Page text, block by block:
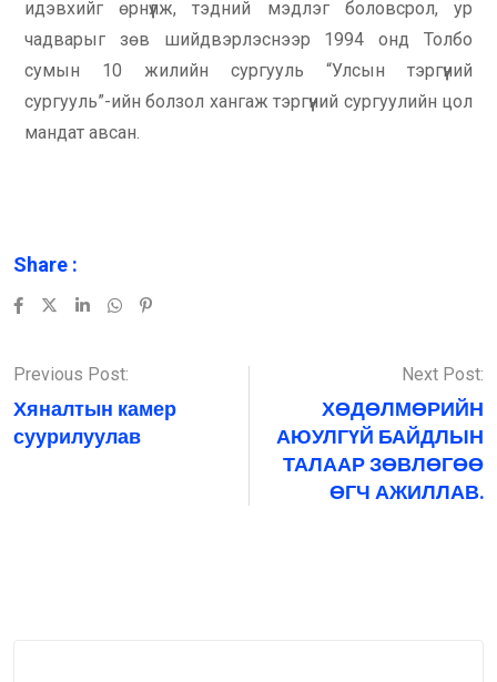
идэвхийг өрнүүлж, тэдний мэдлэг боловсрол, ур
чадварыг зөв шийдвэрлэснээр 1994 онд Толбо
сумын 10 жилийн сургууль “Улсын тэргүүний
сургууль”-ийн болзол хангаж тэргүүний сургуулийн цол
мандат авсан.
Share :
Previous Post:
Хяналтын камер
суурилуулав
Next Post:
ХӨДӨЛМӨРИЙН
АЮУЛГҮЙ БАЙДЛЫН
ТАЛААР ЗӨВЛӨГӨӨ
ӨГЧ АЖИЛЛАВ.